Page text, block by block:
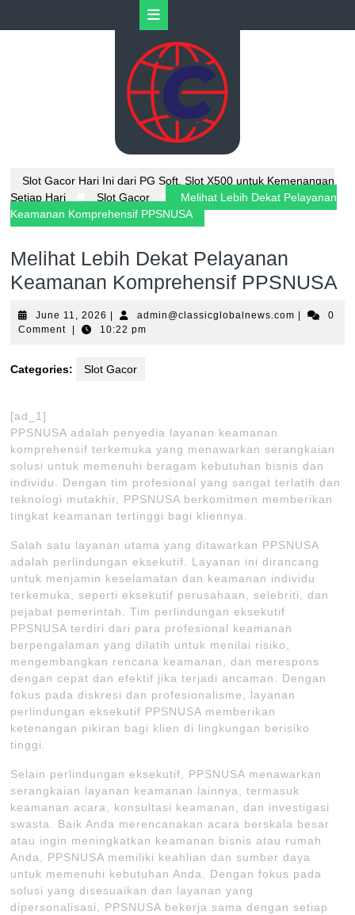
Button
Slot Gacor Hari Ini dari PG Soft, Slot X500 untuk Kemenangan
Setiap Hari
Slot Gacor
Melihat Lebih Dekat Pelayanan
Keamanan Komprehensif PPSNUSA
Melihat Lebih Dekat Pelayanan
Keamanan Komprehensif PPSNUSA
June 11, 2026 June
11,
admin@classicglobalnews.com
0
Comment
10:22 pm
Categories: Slot Gacor
[ad_1]
PPSNUSA adalah penyedia layanan keamanan
komprehensif terkemuka yang menawarkan serangkaian
solusi untuk memenuhi beragam kebutuhan bisnis dan
individu. Dengan tim profesional yang sangat terlatih dan
teknologi mutakhir, PPSNUSA berkomitmen memberikan
tingkat keamanan tertinggi bagi kliennya.
Salah satu layanan utama yang ditawarkan PPSNUSA
adalah perlindungan eksekutif. Layanan ini dirancang
untuk menjamin keselamatan dan keamanan individu
terkemuka, seperti eksekutif perusahaan, selebriti, dan
pejabat pemerintah. Tim perlindungan eksekutif
PPSNUSA terdiri dari para profesional keamanan
berpengalaman yang dilatih untuk menilai risiko,
mengembangkan rencana keamanan, dan merespons
dengan cepat dan efektif jika terjadi ancaman. Dengan
fokus pada diskresi dan profesionalisme, layanan
perlindungan eksekutif PPSNUSA memberikan
ketenangan pikiran bagi klien di lingkungan berisiko
tinggi.
Selain perlindungan eksekutif, PPSNUSA menawarkan
serangkaian layanan keamanan lainnya, termasuk
keamanan acara, konsultasi keamanan, dan investigasi
swasta. Baik Anda merencanakan acara berskala besar
atau ingin meningkatkan keamanan bisnis atau rumah
Anda, PPSNUSA memiliki keahlian dan sumber daya
untuk memenuhi kebutuhan Anda. Dengan fokus pada
solusi yang disesuaikan dan layanan yang
dipersonalisasi, PPSNUSA bekerja sama dengan setiap